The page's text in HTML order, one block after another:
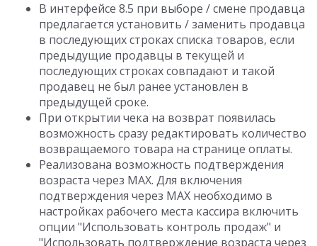
В интерфейсе 8.5 при выборе / смене продавца
предлагается установить / заменить продавца
в последующих строках списка товаров, если
предыдущие продавцы в текущей и
последующих строках совпадают и такой
продавец не был ранее установлен в
предыдущей сроке.
При открытии чека на возврат появилась
возможность сразу редактировать количество
возвращаемого товара на странице оплаты.
Реализована возможность подтверждения
возраста через MAX. Для включения
подтверждения через MAX необходимо в
настройках рабочего места кассира включить
опции "Использовать контроль продаж" и
"Использовать подтверждение возраста через